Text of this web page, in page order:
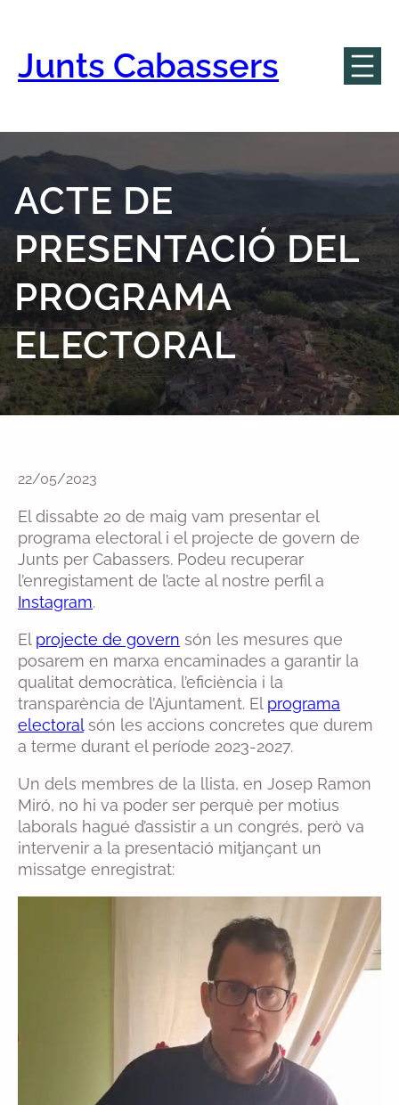
contingut
Junts Cabassers
ACTE DE
PRESENTACIÓ DEL
PROGRAMA
ELECTORAL
22/05/2023
El dissabte 20 de maig vam presentar el
programa electoral i el projecte de govern de
Junts per Cabassers. Podeu recuperar
l’enregistament de l’acte al nostre perfil a
Instagram.
El projecte de govern són les mesures que
posarem en marxa encaminades a garantir la
qualitat democràtica, l’eficiència i la
transparència de l’Ajuntament. El programa
electoralsón les accions concretes que durem
a terme durant el període 2023-2027.
Un dels membres de la llista, en Josep Ramon
Miró, no hi va poder ser perquè per motius
laborals hagué d’assistir a un congrés, però va
intervenir a la presentació mitjançant un
missatge enregistrat: